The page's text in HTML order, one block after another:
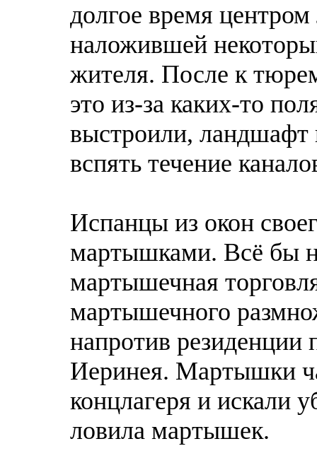
долгое время
наложившей
жителя. После к
это из-за каких-то
выстроили, ландшафт
вспять течение
Испанцы из окон
мартышками. Всё бы
мартышечная
мартышечного
напротив резиденции
Иеринея. Мартышки
концлагеря и искали
ловила мартышек.